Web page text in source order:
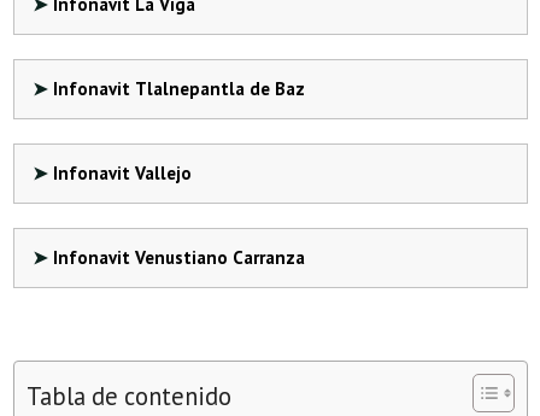
Infonavit Tlalnepantla de Baz
Infonavit Vallejo
Infonavit Venustiano Carranza
Tabla de contenido